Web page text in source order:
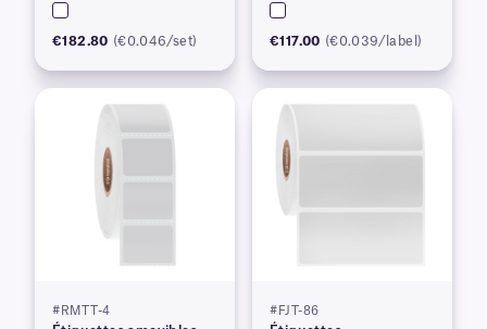
€182.80 (€0.046/set) €117.00 (€0.039/label)
#RMTT-4 #FJT-86